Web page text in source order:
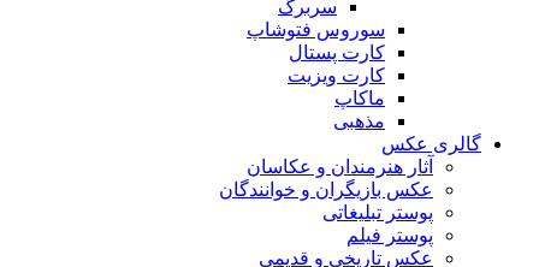
سربرگ
سوروس فتوشاپ
کارت پستال
کارت ویزیت
ماکاپ
مذهبی
گالری عکس
آثار هنرمندان و عکاسان
عکس بازیگران و خوانندگان
پوستر تبلیغاتی
پوستر فیلم
عکس تاریخی و قدیمی